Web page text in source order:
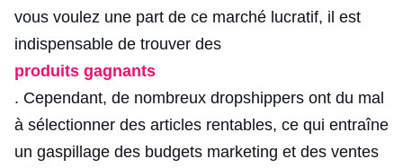
vous voulez une part de ce marché lucratif, il est
indispensable de trouver des
produits gagnants
. Cependant, de nombreux dropshippers ont du mal
à sélectionner des articles rentables, ce qui entraîne
un gaspillage des budgets marketing et des ventes